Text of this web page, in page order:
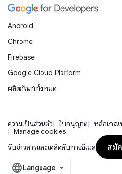
Android
Chrome
Firebase
Google Cloud Platform
ผลิตภัณฑ์ทั้งหมด
ความเป็นส่วนตัว ใบอนุญาต
หลักเกณ
Manage cookies
รับข่าวสารและเคล็ดลับทางอีเมล
สมั